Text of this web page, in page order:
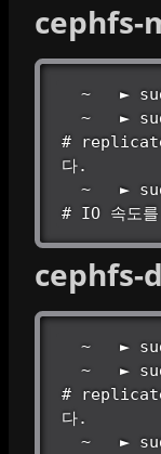
cephfs-
#
다.
# IO 속도
cephfs-
#
다.